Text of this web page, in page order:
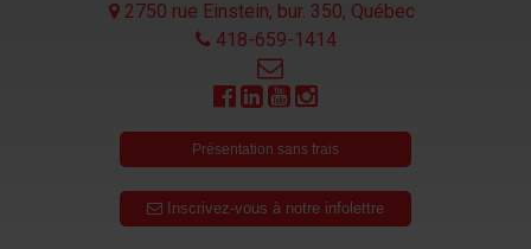
2750 rue Einstein, bur. 350, Québec
418-659-1414
Présentation sans frais
Inscrivez-vous à notre infolettre